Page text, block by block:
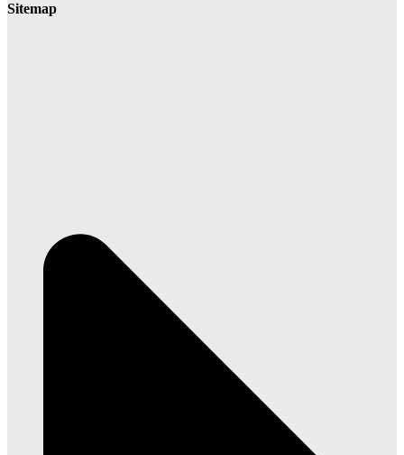
Sitemap